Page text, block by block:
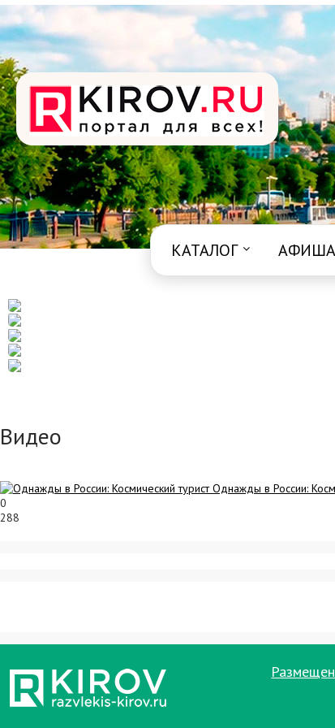
КАТАЛОГ АФИША
Видео
Однажды в России:
0
288